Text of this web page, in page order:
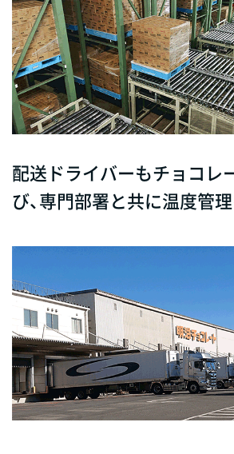
配送ドライバーもチョコレ
び、専門部署と共に温度管